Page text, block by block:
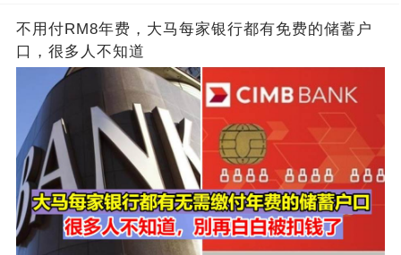
不用付RM8年费，大马每家银行都有免费的储蓄户
口，很多人不知道